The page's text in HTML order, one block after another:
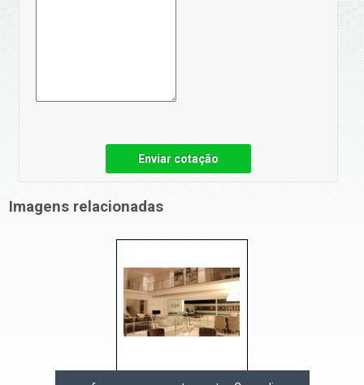
Enviar cotação
Imagens relacionadas